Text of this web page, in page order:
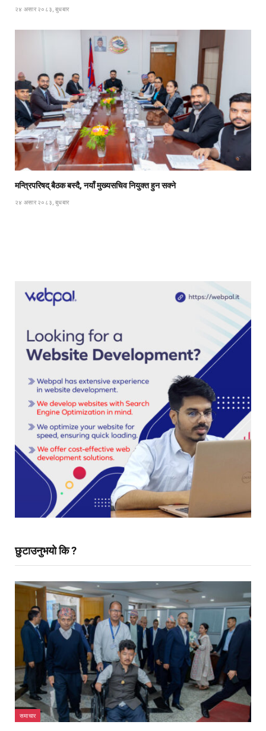
२४ असार २०८३, बुधबार
मन्त्रिपरिषद् बैठक बस्दै, नयाँ मुख्यसचिव नियुक्त हुन सक्ने
२४ असार २०८३, बुधबार
छुटाउनुभयो कि ?
समाचार